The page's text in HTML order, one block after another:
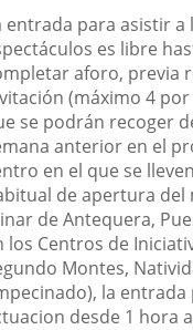
entrada para asistir a
es libre
aforo, previa
(máximo 4
se podrán recoger
anterior en el
en el que se
de apertura del
de Antequera,
los Centros de
Montes,
la
desde 1 hora